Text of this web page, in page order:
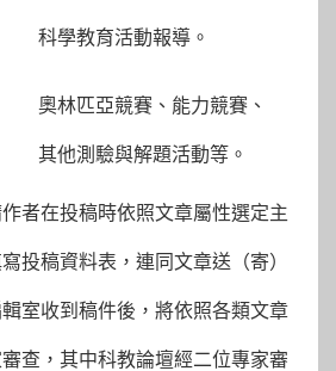
科學教育活動報導。
奧林匹亞競賽、能力競賽、
其他測驗與解題活動等。
者在投稿時依照文章屬性選定主
投稿資料表，連同文章送（寄）
室收到稿件後，將依照各類文章
查，其中科教論壇經二位專家審